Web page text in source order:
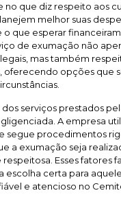
no que diz respeito aos
melhor suas
que esperar
de exumação não
mas também
oferecendo opções que
serviços prestados
A empresa
segue procedimentos
a exumação seja
Esses fatores
escolha certa para
e atencioso no